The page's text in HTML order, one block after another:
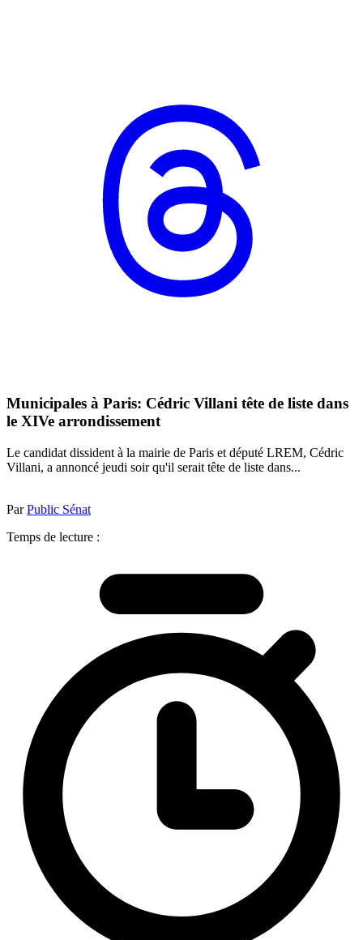
Municipales à Paris: Cédric Villani tête de liste dans
le XIVe arrondissement
Le candidat dissident à la mairie de Paris et député LREM, Cédric
Villani, a annoncé jeudi soir qu'il serait tête de liste dans...
ParPublic Sénat
Temps de lecture :